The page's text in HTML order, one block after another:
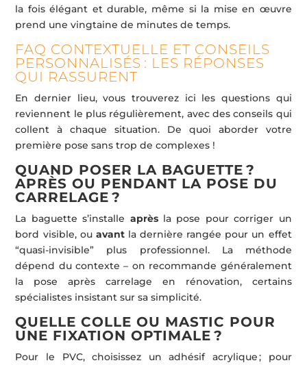
la fois élégant et durable, même si la mise en œuvre
prend une vingtaine de minutes de temps.
FAQ CONTEXTUELLE ET CONSEILS
PERSONNALISÉS : LES RÉPONSES
QUI RASSURENT
En dernier lieu, vous trouverez ici les questions qui
reviennent le plus régulièrement, avec des conseils qui
collent à chaque situation. De quoi aborder votre
première pose sans trop de complexes !
QUAND POSER LA BAGUETTE ?
APRÈS OU PENDANT LA POSE DU
CARRELAGE ?
La baguette s’installe aprèsla pose pour corriger un
bord visible, ou avantla dernière rangée pour un effet
“quasi-invisible” plus professionnel. La méthode
dépend du contexte – on recommande généralement
la pose après carrelage en rénovation, certains
spécialistes insistant sur sa simplicité.
QUELLE COLLE OU MASTIC POUR
UNE FIXATION OPTIMALE ?
Pour le PVC, choisissez un adhésif acrylique ; pour